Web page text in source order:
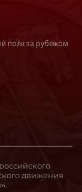
полк за рубежом
движения